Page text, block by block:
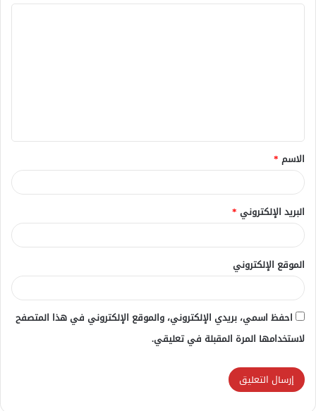
ق
*
الاسم *
البريد الإلكتروني *
الموقع الإلكتروني
احفظ اسمي، بريدي الإلكتروني، والموقع الإلكتروني في هذا المتصفح
لاستخدامها المرة المقبلة في تعليقي.